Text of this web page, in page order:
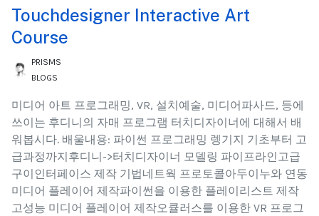
Touchdesigner Interactive Art
Course
PRISMS
BLOGS
미디어 아트 프로그래밍, VR, 설치예술, 미디어파사드, 등에
쓰이는 후디니의 자매 프로그램 터치디자이너에 대해서 배
워봅시다. 배울내용: 파이썬 프로그래밍 렝기지 기초부터 고
급과정까지후디니->터치디자이너 모델링 파이프라인고급
구이인터페이스 제작 기법네트웍 프로토콜아두이누와 연동
미디어 플레이어 제작파이썬을 이용한 플레이리스트 제작
고성능 미디어 플레이어 제작오큘러스를 이용한 VR 프로그